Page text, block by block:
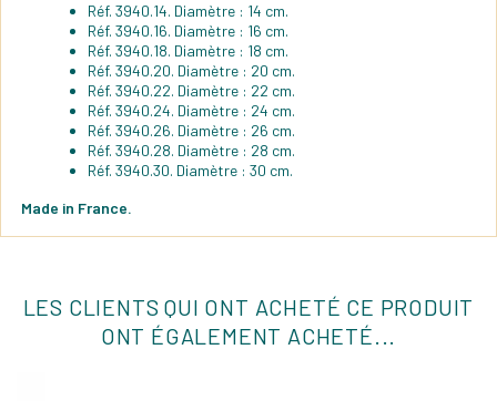
Réf. 3940.14. Diamètre : 14 cm.
Réf. 3940.16. Diamètre : 16 cm.
Réf. 3940.18. Diamètre : 18 cm.
Réf. 3940.20. Diamètre : 20 cm.
Réf. 3940.22. Diamètre : 22 cm.
Réf. 3940.24. Diamètre : 24 cm.
Réf. 3940.26. Diamètre : 26 cm.
Réf. 3940.28. Diamètre : 28 cm.
Réf. 3940.30. Diamètre : 30 cm.
Made in France.
LES CLIENTS QUI ONT ACHETÉ CE PRODUIT
ONT ÉGALEMENT ACHETÉ...